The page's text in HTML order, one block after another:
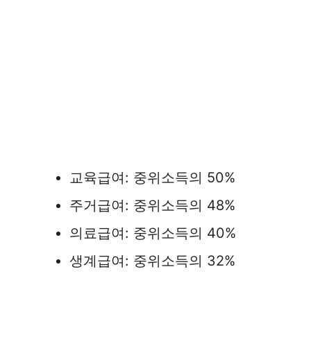
교육급여: 중위소득의 50%
주거급여: 중위소득의 48%
의료급여: 중위소득의 40%
생계급여: 중위소득의 32%